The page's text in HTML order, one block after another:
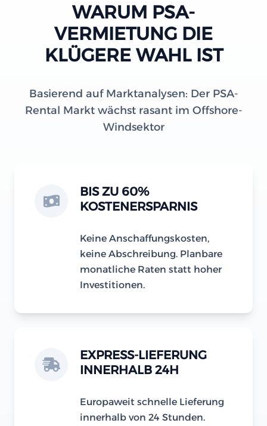
WARUM PSA-
VERMIETUNG DIE
KLÜGERE WAHL IST
Basierend auf Marktanalysen: Der PSA-
Rental Markt wächst rasant im Offshore-
Windsektor
BIS ZU 60%
KOSTENERSPARNIS
Keine Anschaffungskosten,
keine Abschreibung. Planbare
monatliche Raten statt hoher
Investitionen.
EXPRESS-LIEFERUNG
INNERHALB 24H
Europaweit schnelle Lieferung
innerhalb von 24 Stunden.